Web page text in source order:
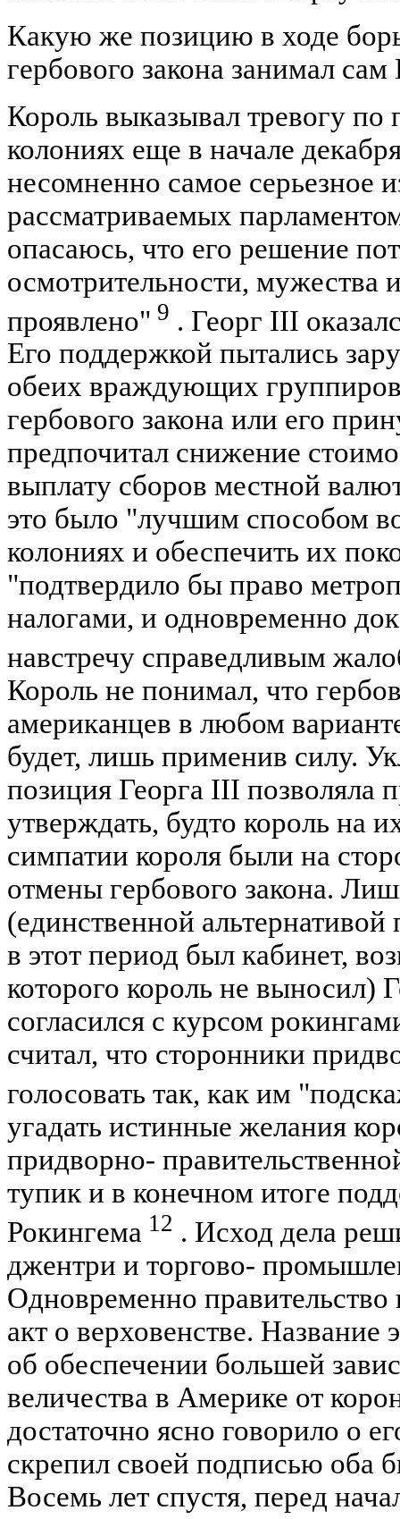
Какую же позицию в ходе
гербового закона занимал
Король выказывал тревогу по
колониях еще в начале
несомненно самое серьезное
рассматриваемых
опасаюсь, что его решение
осмотрительности, мужества
проявлено" 9 . Георг III
Его поддержкой пытались
обеих враждующих
гербового закона или его
предпочитал снижение
выплату сборов местной
это было "лучшим способом
колониях и обеспечить их
"подтвердило бы право
налогами, и одновременно
навстречу справедливым
Король не понимал, что
американцев в любом
будет, лишь применив силу.
позиция Георга III позволяла
утверждать, будто король на
симпатии короля были на
отмены гербового закона.
(единственной альтернативой
в этот период был кабинет,
которого король не выносил)
согласился с курсом
считал, что сторонники
голосовать так, как им
угадать истинные желания
придворно-
тупик и в конечном итоге
Рокингема 12 . Исход дела
джентри и торгово-
Одновременно
акт о верховенстве. Название
об обеспечении большей
величества в Америке от
достаточно ясно говорило о
скрепил своей подписью оба
Восемь лет спустя, перед